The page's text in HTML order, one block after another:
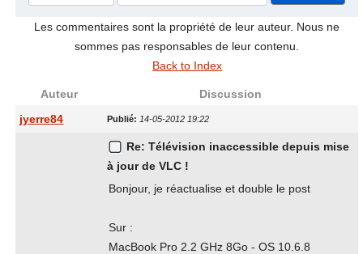
Les commentaires sont la propriété de leur auteur. Nous ne
sommes pas responsables de leur contenu.
Back to Index
Auteur
Discussion
jyerre84
Publié: 14-05-2012 19:22
Re: Télévision inaccessible depuis mise
à jour de VLC !
Bonjour, je réactualise et double le post
Sur :
MacBook Pro 2.2 GHz 8Go - OS 10.6.8